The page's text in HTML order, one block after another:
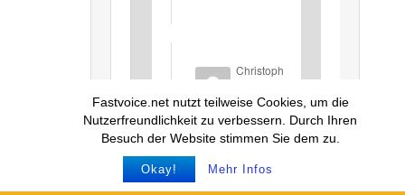
Fastvoice.net nutzt teilweise Cookies, um die
Nutzerfreundlichkeit zu verbessern. Durch Ihren
Besuch der Website stimmen Sie dem zu.
Okay! Mehr Infos
Christoph
(von
LIGHTME)
sagte
26.10.2015
um